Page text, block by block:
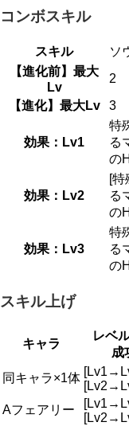
コンボスキル
スキル
ソ
【進化前】最大
Lv
2
【進化】最大Lv
3
効果：Lv1
特
る
の
効果：Lv2
[
る
の
効果：Lv3
特
る
の
スキル上げ
キャラ
レベ
成
同キャラ×1体
Aフェアリー